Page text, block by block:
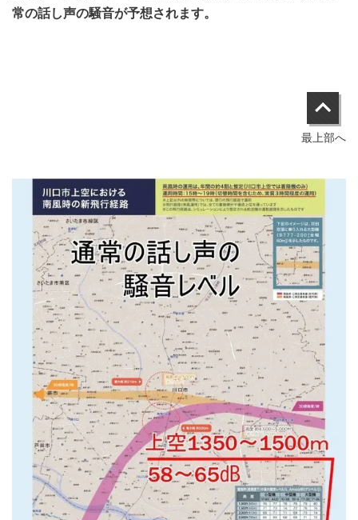
常の話し声の騒音が予想されます。
最上部へ